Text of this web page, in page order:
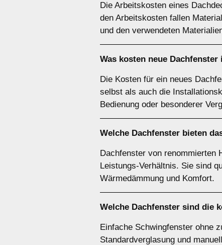
Die Arbeitskosten eines
den Arbeitskosten fallen
und den verwendeten
Was kosten neue
Die Kosten für ein neues
selbst als auch die
Bedienung oder besonderer
Welche Dachfenster bieten
Dachfenster von renommierten
Leistungs-Verhältnis. Sie sind
Wärmedämmung und Komfort.
Welche Dachfenster sind die
Einfache Schwingfenster ohne
Standardverglasung und